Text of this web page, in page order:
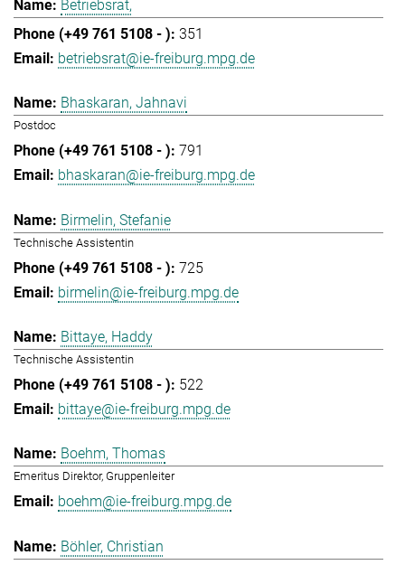
Betriebsrat,
351
betriebsrat@ie-freiburg.mpg.de
Bhaskaran, Jahnavi
Postdoc
791
bhaskaran@ie-freiburg.mpg.de
Birmelin, Stefanie
Technische Assistentin
725
birmelin@ie-freiburg.mpg.de
Bittaye, Haddy
Technische Assistentin
522
bittaye@ie-freiburg.mpg.de
Boehm, Thomas
Emeritus Direktor, Gruppenleiter
boehm@ie-freiburg.mpg.de
Böhler, Christian